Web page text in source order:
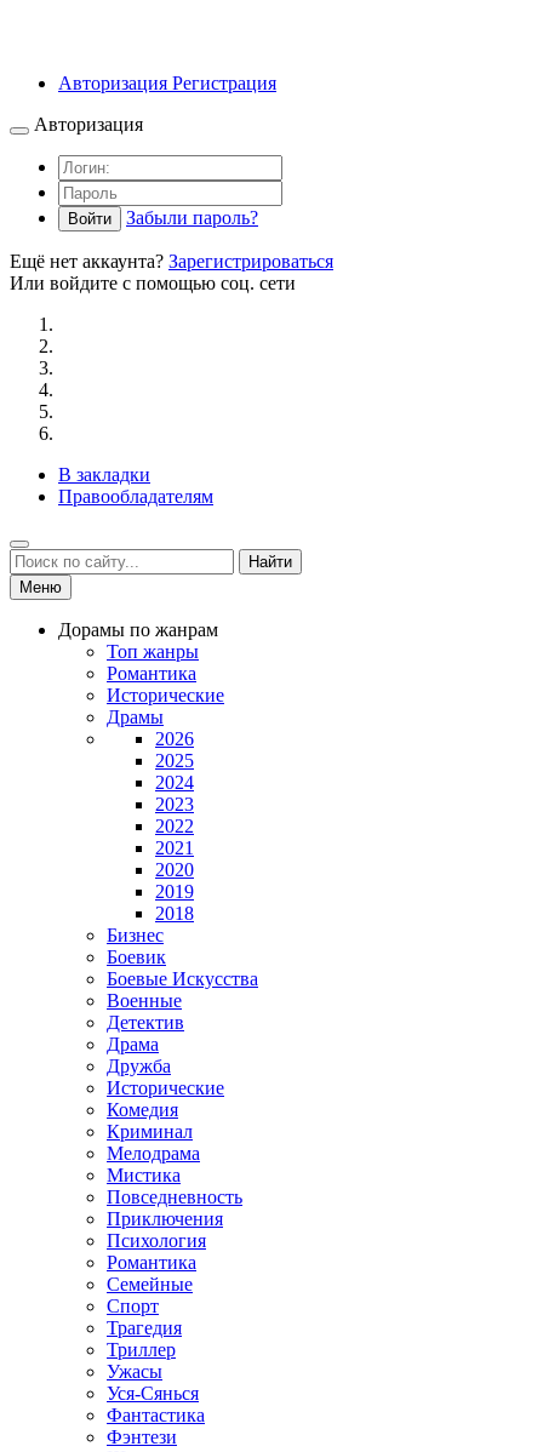
Авторизация Регистрация
Авторизация
Войти Забыли пароль?
Ещё нет аккаунта? Зарегистрироваться
Или войдите с помощью соц. сети
В закладки
Правообладателям
Найти
Меню
Дорамы по жанрам
Топ жанры
Романтика
Исторические
Драмы
2026
2025
2024
2023
2022
2021
2020
2019
2018
Бизнес
Боевик
Боевые Искусства
Военные
Детектив
Драма
Дружба
Исторические
Комедия
Криминал
Мелодрама
Мистика
Повседневность
Приключения
Психология
Романтика
Семейные
Спорт
Трагедия
Триллер
Ужасы
Уся-Сянься
Фантастика
Фэнтези